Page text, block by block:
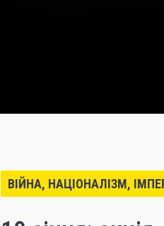
ВІЙНА, НАЦІОНАЛІЗМ,